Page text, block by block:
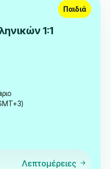
1:1
Παιδιά
Λεπτομέρειες